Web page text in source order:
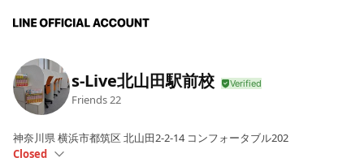
s-Live北山田駅前校
Friends 22
神奈川県 横浜市都筑区 北山田2-2-14 コンフォータブル202
Closed